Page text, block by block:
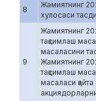
8
Жамиятнинг
хулосаси
9
Жамиятнинг
тақсимлаш
масаласини
Жамиятнинг
тақсимлаш
масаласи